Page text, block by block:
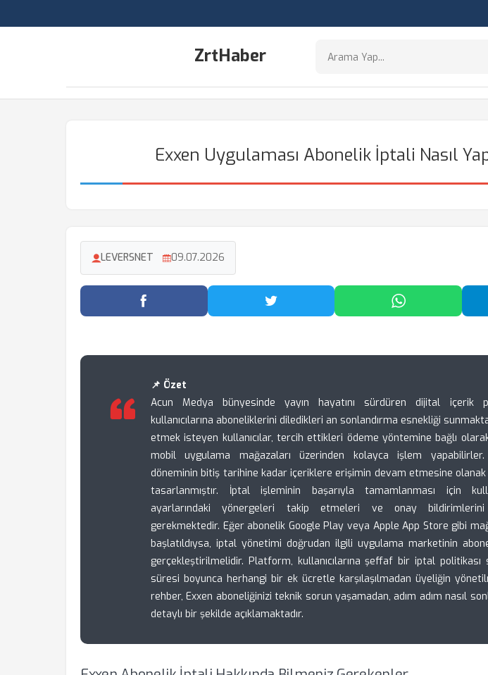
ZrtHaber
Exxen Uygulaması Abonelik İptali Nasıl
LEVERSNET 09.07.2026
Facebook'ta Paylaş Twitter'da Paylaş WhatsApp'ta
📌 Özet
Acun Medya bünyesinde yayın hayatını sürdüren dijital içerik
kullanıcılarına aboneliklerini diledikleri an sonlandırma esnekliği
etmek isteyen kullanıcılar, tercih ettikleri ödeme yöntemine bağlı
mobil uygulama mağazaları üzerinden kolayca işlem
döneminin bitiş tarihine kadar içeriklere erişimin devam etmesine olanak
tasarlanmıştır. İptal işleminin başarıyla tamamlanması için
ayarlarındaki yönergeleri takip etmeleri ve onay bildirimlerini
gerekmektedir. Eğer abonelik Google Play veya Apple App Store gibi
başlatıldıysa, iptal yönetimi doğrudan ilgili uygulama marketinin
gerçekleştirilmelidir. Platform, kullanıcılarına şeffaf bir iptal politikası
süresi boyunca herhangi bir ek ücretle karşılaşılmadan üyeliğin
rehber, Exxen aboneliğinizi teknik sorun yaşamadan, adım adım nasıl
detaylı bir şekilde açıklamaktadır.